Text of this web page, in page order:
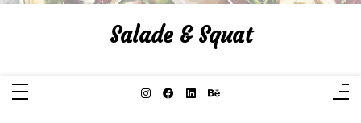
Aller
Salade & Squat